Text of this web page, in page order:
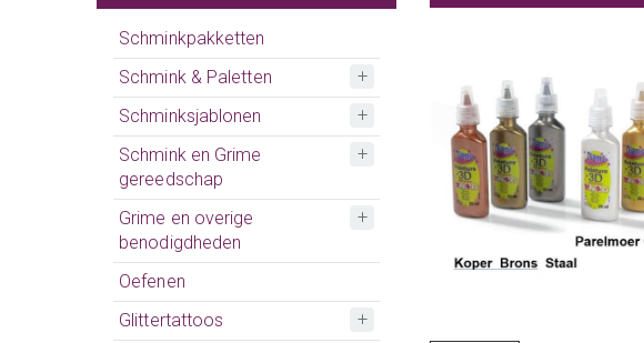
Schminkpakketten
Schmink & Paletten
Schminksjablonen
Schmink en Grime
gereedschap
Grime en overige
benodigdheden
Oefenen
Glittertattoos